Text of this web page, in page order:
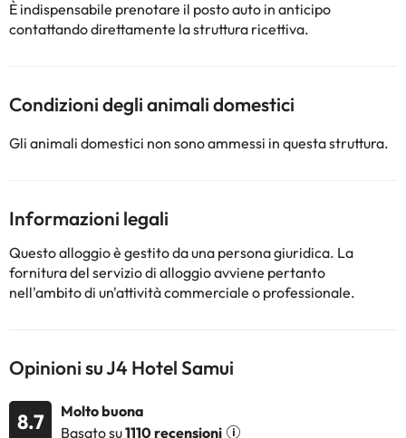
È indispensabile prenotare il posto auto in anticipo
contattando direttamente la struttura ricettiva.
Condizioni degli animali domestici
Gli animali domestici non sono ammessi in questa struttura.
Informazioni legali
Questo alloggio è gestito da una persona giuridica. La
fornitura del servizio di alloggio avviene pertanto
nell'ambito di un'attività commerciale o professionale.
Opinioni su J4 Hotel Samui
8.7
Molto buona
Basato su1110 recensioni